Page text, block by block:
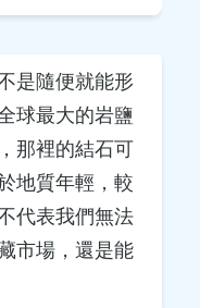
是隨便就能形
球最大的岩鹽
那裡的結石可
地質年輕，較
代表我們無法
市場，還是能